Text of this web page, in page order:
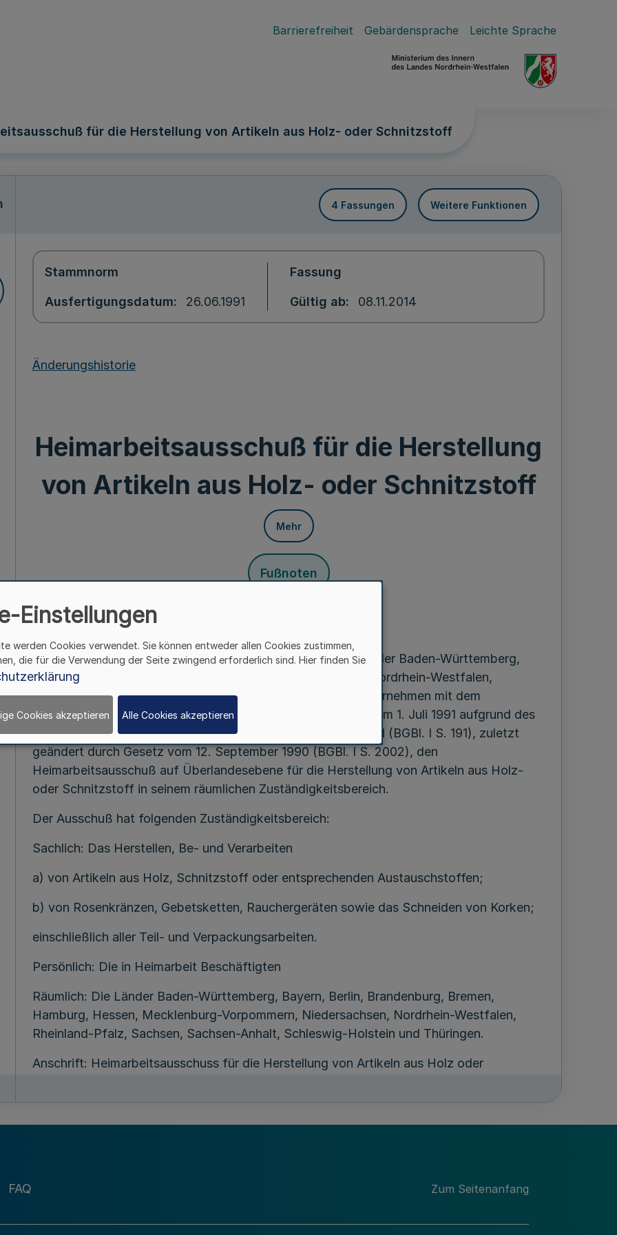
Barrierefreiheit Gebärdensprache Leichte Sprache
für die Herstellung von Artikeln aus Holz- oder Schnitzstoff
4 Fassungen Weitere Funktionen
Stammnorm
Ausfertigungsdatum 26.06.1991
Fassung
Gültig ab 08.11.2014
Änderungshistorie
Heimarbeitsausschuß für die Herstellung
von Artikeln aus Holz- oder Schnitzstoff
Mehr
Fußnoten
1. Nach Vereinbarung der Obersten Arbeitsbehörden der Länder Baden-Württemberg,
Bayern, Berlin, Bremen, Hamburg, Hessen, Niedersachsen, Nordrhein-Westfalen,
Rheinland-Pfalz, Schleswig-Holstein, Thüringen und im Einvernehmen mit dem
Bundesminister für Arbeit und Sozialordnung erweitere ich zum 1. Juli 1991 aufgrund des
§ 4 Abs. 1 des Heimarbeitsgesetzes (HAG) vom 14. März 1951 (BGBl. I S. 191), zuletzt
geändert durch Gesetz vom 12. September 1990 (BGBl. I S. 2002), den
Heimarbeitsausschuß auf Überlandesebene für die Herstellung von Artikeln aus Holz-
oder Schnitzstoff in seinem räumlichen Zuständigkeitsbereich.
Der Ausschuß hat folgenden Zuständigkeitsbereich:
Sachlich: Das Herstellen, Be- und Verarbeiten
a) von Artikeln aus Holz, Schnitzstoff oder entsprechenden Austauschstoffen;
b) von Rosenkränzen, Gebetsketten, Rauchergeräten sowie das Schneiden von Korken;
einschließlich aller Teil- und Verpackungsarbeiten.
Persönlich: Die in Heimarbeit Beschäftigten
Räumlich: Die Länder Baden-Württemberg, Bayern, Berlin, Brandenburg, Bremen,
Hamburg, Hessen, Mecklenburg-Vorpommern, Niedersachsen, Nordrhein-Westfalen,
Rheinland-Pfalz, Sachsen, Sachsen-Anhalt, Schleswig-Holstein und Thüringen.
Anschrift: Heimarbeitsausschuss für die Herstellung von Artikeln aus Holz oder
Westfalen), 40190 Düsseldorf.
FAQ Zum Seitenanfang
Einstellungen
werden Cookies verwendet. Sie können entweder allen Cookies zustimmen,
die für die Verwendung der Seite zwingend erforderlich sind. Hier finden Sie
Cookies akzeptieren Alle Cookies akzeptieren